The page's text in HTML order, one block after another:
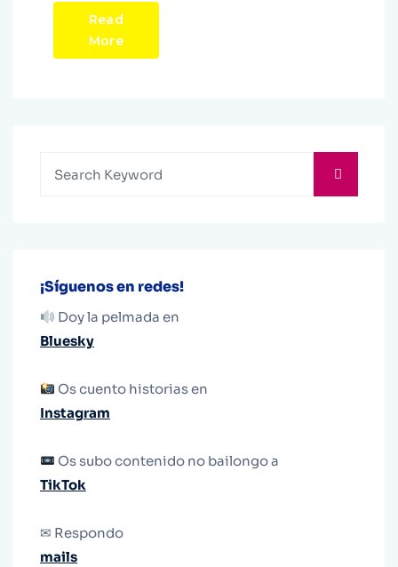
Read
More
¡Síguenos en redes!
Doy la pelmada en
Bluesky
Os cuento historias en
Instagram
Os subo contenido no bailongo a
TikTok
✉ Respondo
mails